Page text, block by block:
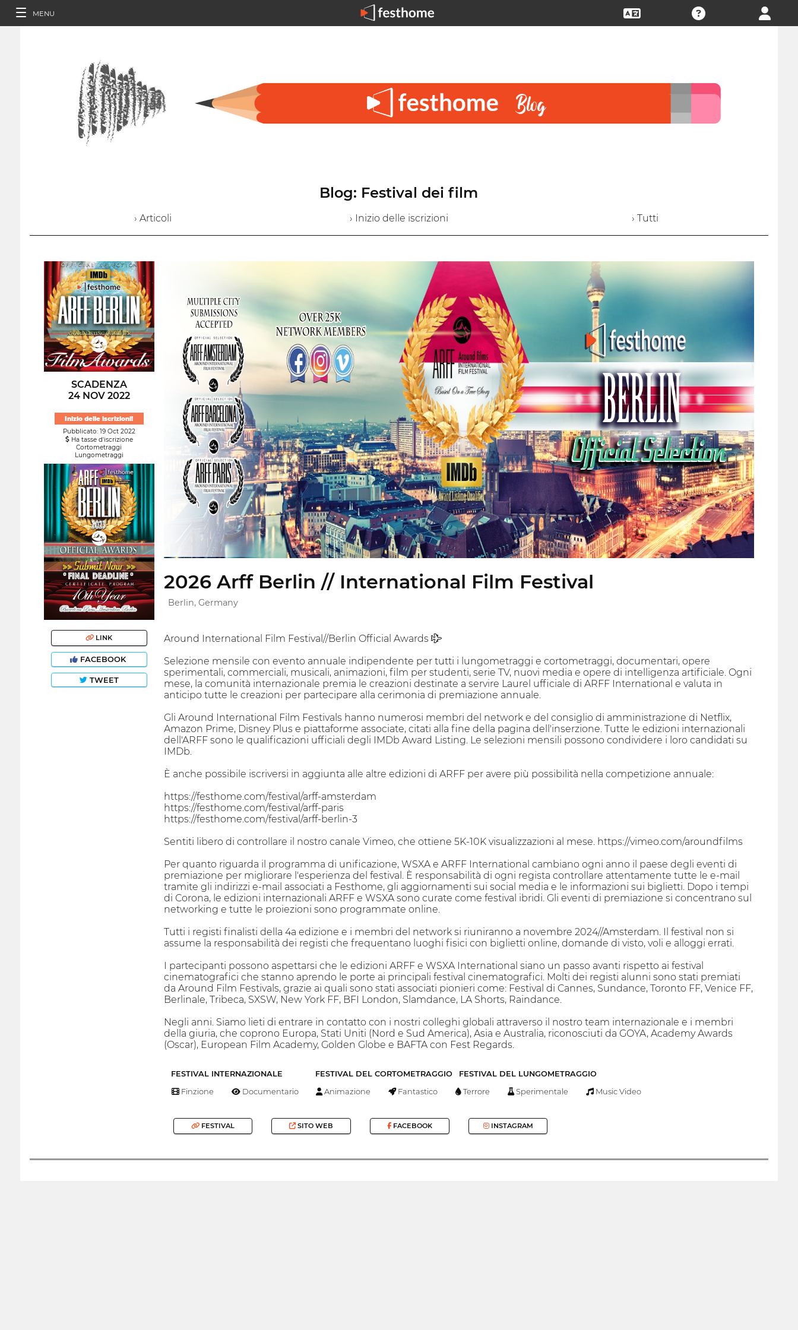
MENU
Blog: Festival dei film
› Articoli › Inizio delle iscrizioni › Tutti
SCADENZA
24 NOV 2022
Inizio delle iscrizioni!
Pubblicato: 19 Oct 2022
Ha tasse d'iscrizione
Cortometraggi
Lungometraggi
LINK
FACEBOOK
TWEET
2026 Arff Berlin // International Film Festival
Berlin, Germany
Around International Film Festival//Berlin Official Awards ✈
Selezione mensile con evento annuale indipendente per tutti i lungometraggi e cortometraggi, documentari, opere
sperimentali, commerciali, musicali, animazioni, film per studenti, serie TV, nuovi media e opere di intelligenza artificiale. Ogni
mese, la comunità internazionale premia le creazioni destinate a servire Laurel ufficiale di ARFF International e valuta in
anticipo tutte le creazioni per partecipare alla cerimonia di premiazione annuale.
Gli Around International Film Festivals hanno numerosi membri del network e del consiglio di amministrazione di Netflix,
Amazon Prime, Disney Plus e piattaforme associate, citati alla fine della pagina dell'inserzione. Tutte le edizioni internazionali
dell'ARFF sono le qualificazioni ufficiali degli IMDb Award Listing. Le selezioni mensili possono condividere i loro candidati su
IMDb.
È anche possibile iscriversi in aggiunta alle altre edizioni di ARFF per avere più possibilità nella competizione annuale:
https://festhome.com/festival/arff-amsterdam
https://festhome.com/festival/arff-paris
https://festhome.com/festival/arff-berlin-3
Sentiti libero di controllare il nostro canale Vimeo, che ottiene 5K-10K visualizzazioni al mese. https://vimeo.com/aroundfilms
Per quanto riguarda il programma di unificazione, WSXA e ARFF International cambiano ogni anno il paese degli eventi di
premiazione per migliorare l'esperienza del festival. È responsabilità di ogni regista controllare attentamente tutte le e-mail
tramite gli indirizzi e-mail associati a Festhome, gli aggiornamenti sui social media e le informazioni sui biglietti. Dopo i tempi
di Corona, le edizioni internazionali ARFF e WSXA sono curate come festival ibridi. Gli eventi di premiazione si concentrano sul
networking e tutte le proiezioni sono programmate online.
Tutti i registi finalisti della 4a edizione e i membri del network si riuniranno a novembre 2024//Amsterdam. Il festival non si
assume la responsabilità dei registi che frequentano luoghi fisici con biglietti online, domande di visto, voli e alloggi errati.
I partecipanti possono aspettarsi che le edizioni ARFF e WSXA International siano un passo avanti rispetto ai festival
cinematografici che stanno aprendo le porte ai principali festival cinematografici. Molti dei registi alunni sono stati premiati
da Around Film Festivals, grazie ai quali sono stati associati pionieri come: Festival di Cannes, Sundance, Toronto FF, Venice FF,
Berlinale, Tribeca, SXSW, New York FF, BFI London, Slamdance, LA Shorts, Raindance.
Negli anni. Siamo lieti di entrare in contatto con i nostri colleghi globali attraverso il nostro team internazionale e i membri
della giuria, che coprono Europa, Stati Uniti (Nord e Sud America), Asia e Australia, riconosciuti da GOYA, Academy Awards
(Oscar), European Film Academy, Golden Globe e BAFTA con Fest Regards.
FESTIVAL INTERNAZIONALE FESTIVAL DEL CORTOMETRAGGIO FESTIVAL DEL LUNGOMETRAGGIO
Finzione Documentario Animazione Fantastico Terrore Sperimentale Music Video
FESTIVAL SITO WEB FACEBOOK INSTAGRAM